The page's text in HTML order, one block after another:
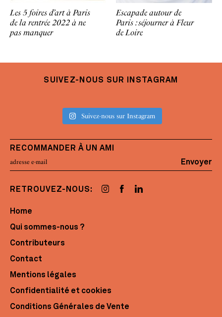
Les 5 foires d’art à Paris
de la rentrée 2022 à ne
pas manquer
Escapade autour de
Paris : séjourner à Fleur
de Loire
SUIVEZ-NOUS SUR INSTAGRAM
Suivez-nous sur Instagram
RECOMMANDER À UN AMI
Envoyer
RETROUVEZ-NOUS:
Home
Qui sommes-nous ?
Contributeurs
Contact
Mentions légales
Confidentialité et cookies
Conditions Générales de Vente